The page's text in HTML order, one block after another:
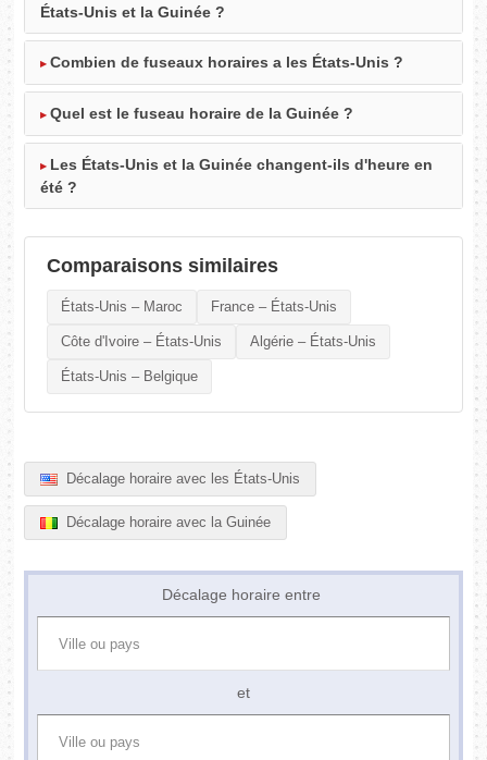
États-Unis et la Guinée ?
Combien de fuseaux horaires a les États-Unis ?
Quel est le fuseau horaire de la Guinée ?
Les États-Unis et la Guinée changent-ils d'heure en
été ?
Comparaisons similaires
États-Unis – Maroc France – États-Unis
Côte d'Ivoire – États-Unis Algérie – États-Unis
États-Unis – Belgique
Décalage horaire avec les États-Unis
Décalage horaire avec la Guinée
Décalage horaire entre
et